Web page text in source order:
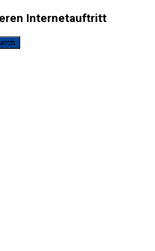
Internetauftritt